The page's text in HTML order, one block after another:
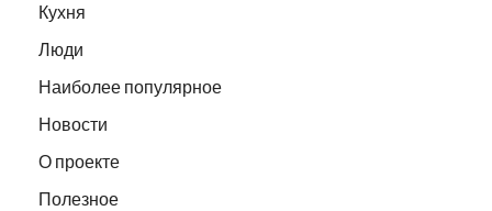
Кухня
Люди
Наиболее популярное
Новости
О проекте
Полезное